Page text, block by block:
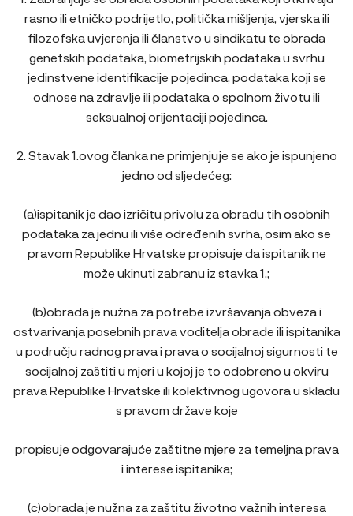
rasno ili etničko podrijetlo, politička mišljenja, vjerska ili
filozofska uvjerenja ili članstvo u sindikatu te obrada
genetskih podataka, biometrijskih podataka u svrhu
jedinstvene identifikacije pojedinca, podataka koji se
odnose na zdravlje ili podataka o spolnom životu ili
seksualnoj orijentaciji pojedinca.
2. Stavak 1.ovog članka ne primjenjuje se ako je ispunjeno
jedno od sljedećeg:
(a)ispitanik je dao izričitu privolu za obradu tih osobnih
podataka za jednu ili više određenih svrha, osim ako se
pravom Republike Hrvatske propisuje da ispitanik ne
može ukinuti zabranu iz stavka 1.;
(b)obrada je nužna za potrebe izvršavanja obveza i
ostvarivanja posebnih prava voditelja obrade ili ispitanika
u području radnog prava i prava o socijalnoj sigurnosti te
socijalnoj zaštiti u mjeri u kojoj je to odobreno u okviru
prava Republike Hrvatske ili kolektivnog ugovora u skladu
s pravom države koje
propisuje odgovarajuće zaštitne mjere za temeljna prava
i interese ispitanika;
(c)obrada je nužna za zaštitu životno važnih interesa